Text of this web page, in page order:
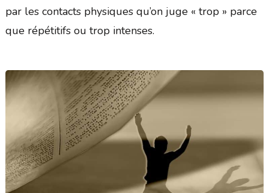
par les contacts physiques qu’on juge « trop » parce
que répétitifs ou trop intenses.